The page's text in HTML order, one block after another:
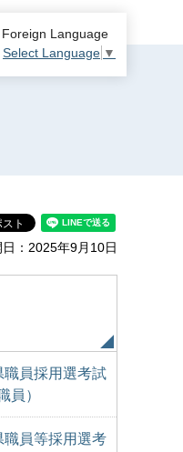
Foreign Language
Select Language ▼
日：2025年9月10日
員採用選考試
員）
員等採用選考